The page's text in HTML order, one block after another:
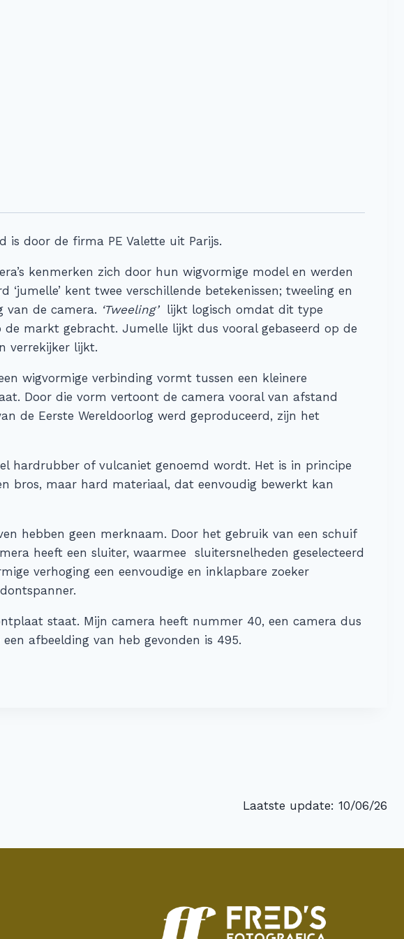
is door de firma PE Valette uit Parijs.
kenmerken zich door hun wigvormige model en werden
kent twee verschillende betekenissen; tweeling en
van de camera. ‘Tweeling’
lijkt logisch omdat dit type
markt gebracht. Jumelle lijkt dus vooral gebaseerd op de
verrekijker lijkt.
wigvormige verbinding vormt tussen een kleinere
Door die vorm vertoont de camera vooral van afstand
de Eerste Wereldoorlog werd geproduceerd, zijn het
hardrubber of vulcaniet genoemd wordt. Het is in principe
bros, maar hard materiaal, dat eenvoudig bewerkt kan
hebben geen merknaam. Door het gebruik van een schuif
heeft een sluiter, waarmee
sluitersnelheden geselecteerd
verhoging een eenvoudige en inklapbare zoeker
staat. Mijn camera heeft nummer 40, een camera dus
afbeelding van heb gevonden is 495.
Laatste update: 10/06/26